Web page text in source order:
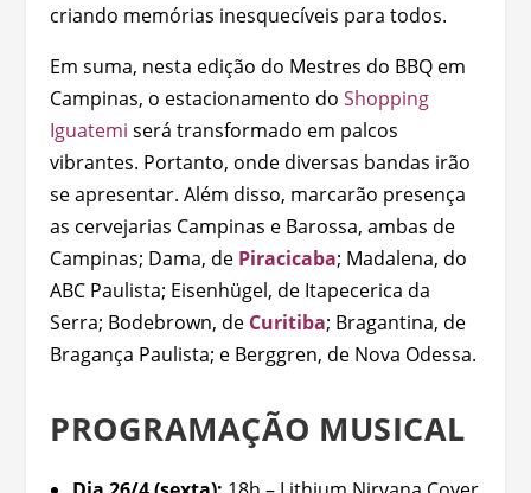
criando memórias inesquecíveis para todos.
Em suma, nesta edição do Mestres do BBQ em
Campinas, o estacionamento doShopping
Iguatemi será transformado em palcos
vibrantes. Portanto, onde diversas bandas irão
se apresentar. Além disso, marcarão presença
as cervejarias Campinas e Barossa, ambas de
Campinas; Dama, de Piracicaba; Madalena, do
ABC Paulista; Eisenhügel, de Itapecerica da
Serra; Bodebrown, de Curitiba; Bragantina, de
Bragança Paulista; e Berggren, de Nova Odessa.
PROGRAMAÇÃO MUSICAL